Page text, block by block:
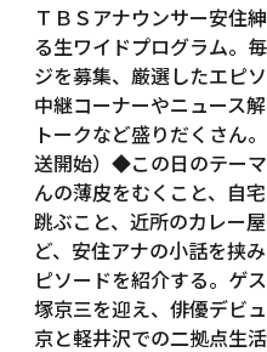
ＴＢＳアナウンサー安住
る生ワイドプログラム。
ジを募集、厳選したエピ
中継コーナーやニュース
トークなど盛りだくさん
送開始）◆この日のテー
んの薄皮をむくこと、自
跳ぶこと、近所のカレー
ど、安住アナの小話を挟
ピソードを紹介する。ゲ
塚京三を迎え、俳優デビ
京と軽井沢での二拠点生